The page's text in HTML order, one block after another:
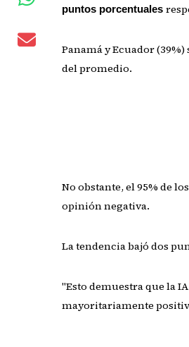
puntos porcentuales
Panamá y Ecuador
del promedio.
No obstante, el 95% de
opinión negativa.
La tendencia bajó dos
"Esto demuestra que la
mayoritariamente